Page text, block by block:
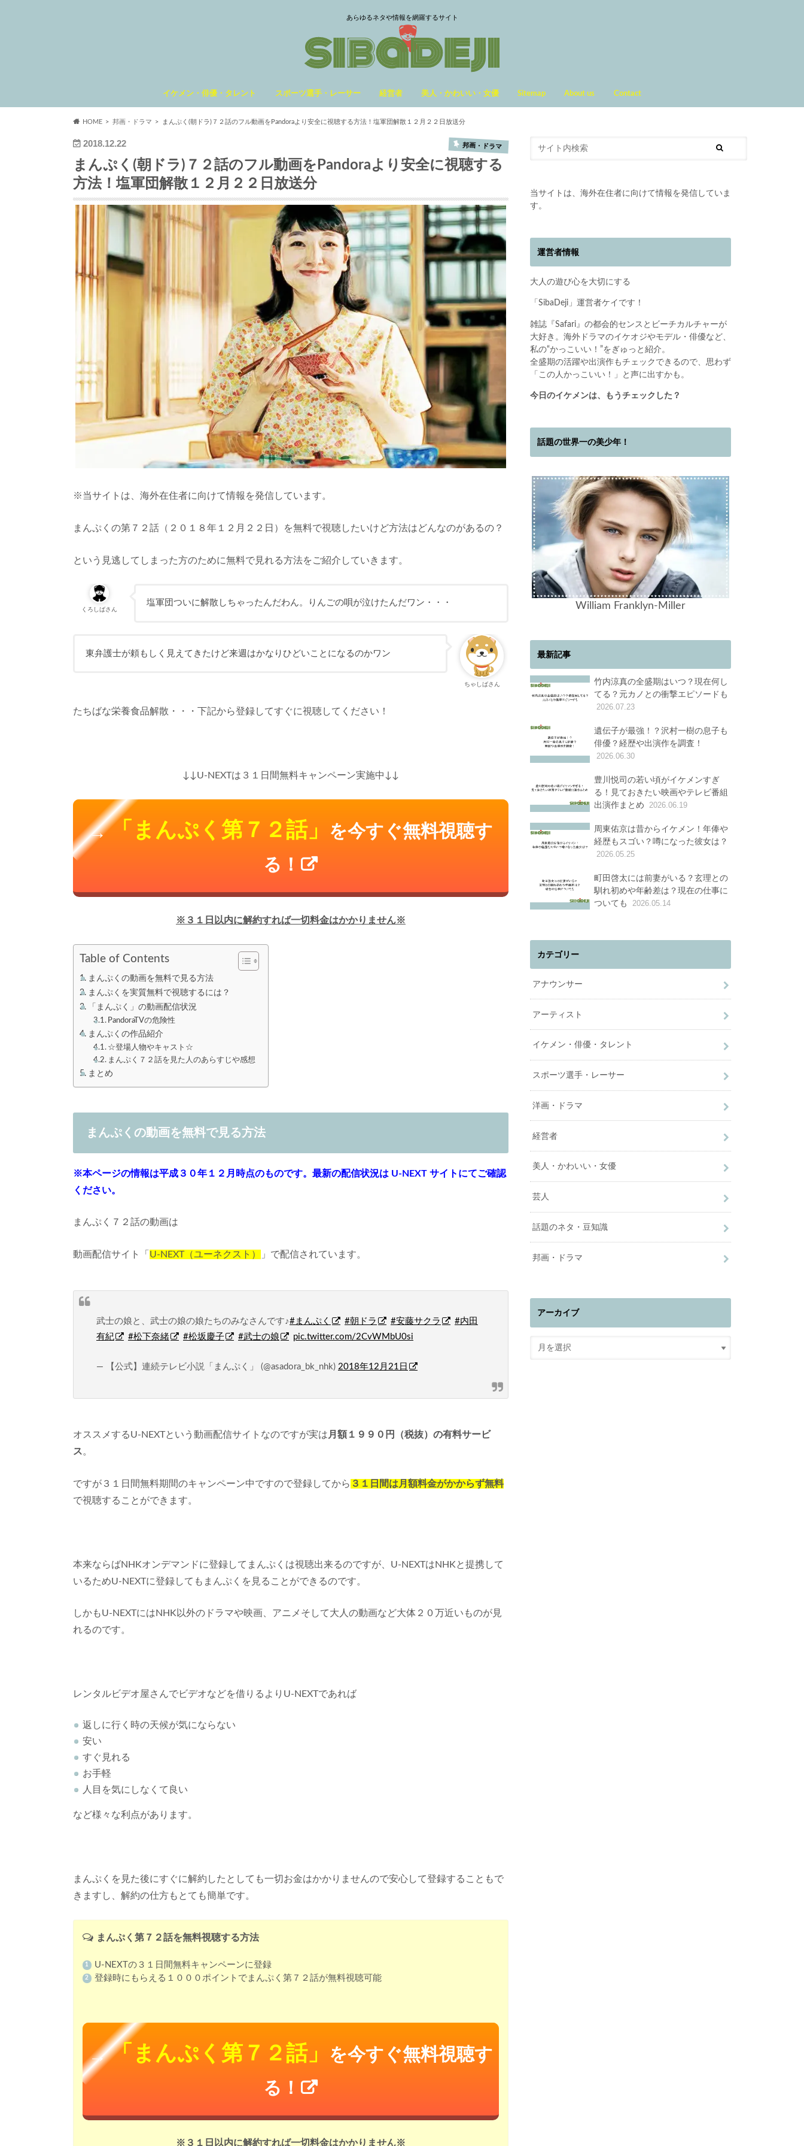
あらゆるネタや情報を網羅するサイト
イケメン・俳優・タレント スポーツ選手・レーサー 経営者 美人・かわいい・女優 Sitemap About us Contact
HOME 邦画・ドラマ まんぷく(朝ドラ)７２話のフル動画をPandoraより安全に視聴する方法！塩軍団解散１２月２２日放送分
2018.12.22 邦画・ドラマ
まんぷく(朝ドラ)７２話のフル動画をPandoraより安全に視聴する
方法！塩軍団解散１２月２２日放送分
※当サイトは、海外在住者に向けて情報を発信しています。
まんぷくの第７２話（２０１８年１２月２２日）を無料で視聴したいけど方法はどんなのがあるの？
という見逃してしまった方のために無料で見れる方法をご紹介していきます。
くろしばさん
塩軍団ついに解散しちゃったんだわん。りんごの唄が泣けたんだワン・・・
ちゃしばさん
東弁護士が頼もしく見えてきたけど来週はかなりひどいことになるのかワン
たちばな栄養食品解散・・・下記から登録してすぐに視聴してください！
↓↓U-NEXTは３１日間無料キャンペーン実施中↓↓
→ 「まんぷく第７２話」
を今すぐ無料視聴す
る！
※３１日以内に解約すれば一切料金はかかりません※
Table of Contents
まんぷくの動画を無料で見る方法
まんぷくを実質無料で視聴するには？
「まんぷく」の動画配信状況
PandoraTVの危険性
まんぷくの作品紹介
☆登場人物やキャスト☆
まんぷく７２話を見た人のあらすじや感想
まとめ
まんぷくの動画を無料で見る方法
※本ページの情報は平成３０年１２月時点のものです。最新の配信状況は U-NEXT サイトにてご確認
ください。
まんぷく７２話の動画は
動画配信サイト「 U-NEXT（ユーネクスト） 」で配信されています。
武士の娘と、武士の娘の娘たちのみなさんです♪#まんぷく #朝ドラ #安藤サクラ
#内田
有紀
#松下奈緒 #松坂慶子 #武士の娘 pic.twitter.com/2CvWMbU0si
— 【公式】連続テレビ小説「まんぷく」 (@asadora_bk_nhk) 2018年12月21日
オススメするU-NEXTという動画配信サイトなのですが実は 月額１９９０円（税抜）の有料サービ
ス。
ですが３１日間無料期間のキャンペーン中ですので登録してから ３１日間は月額料金がかからず無料
で視聴することができます。
本来ならばNHKオンデマンドに登録してまんぷくは視聴出来るのですが、U-NEXTはNHKと提携して
いるためU-NEXTに登録してもまんぷくを見ることができるのです。
しかもU-NEXTにはNHK以外のドラマや映画、アニメそして大人の動画など大体２０万近いものが見
れるのです。
レンタルビデオ屋さんでビデオなどを借りるよりU-NEXTであれば
返しに行く時の天候が気にならない
安い
すぐ見れる
お手軽
人目を気にしなくて良い
など様々な利点があります。
まんぷくを見た後にすぐに解約したとしても一切お金はかかりませんので安心して登録することもで
きますし、解約の仕方もとても簡単です。
まんぷく第７２話を無料視聴する方法
U-NEXTの３１日間無料キャンペーンに登録
登録時にもらえる１０００ポイントでまんぷく第７２話が無料視聴可能
→ 「まんぷく第７２話」
を今すぐ無料視聴す
る！
※３１日以内に解約すれば一切料金はかかりません※
当サイトは、海外在住者に向けて情報を発信していま
す。
運営者情報
大人の遊び心を大切にする
「SibaDeji」運営者ケイです！
雑誌『Safari』の都会的センスとビーチカルチャーが
大好き。海外ドラマのイケオジやモデル・俳優など、
私の“かっこいい！”をぎゅっと紹介。
全盛期の活躍や出演作もチェックできるので、思わず
「この人かっこいい！」と声に出すかも。
今日のイケメンは、もうチェックした？
話題の世界一の美少年！
William Franklyn-Miller
最新記事
竹内涼真の全盛期はいつ？現在何し
てる？元カノとの衝撃エピソードも
2026.07.23
遺伝子が最強！？沢村一樹の息子も
俳優？経歴や出演作を調査！
2026.06.30
豊川悦司の若い頃がイケメンすぎ
る！見ておきたい映画やテレビ番組
出演作まとめ
2026.06.19
周東佑京は昔からイケメン！年俸や
経歴もスゴい？噂になった彼女は？
2026.05.25
町田啓太には前妻がいる？玄理との
馴れ初めや年齢差は？現在の仕事に
ついても
2026.05.14
カテゴリー
アナウンサー
アーティスト
イケメン・俳優・タレント
スポーツ選手・レーサー
洋画・ドラマ
経営者
美人・かわいい・女優
芸人
話題のネタ・豆知識
邦画・ドラマ
アーカイブ